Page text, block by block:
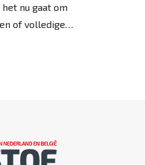
nu gaat om
of volledige…